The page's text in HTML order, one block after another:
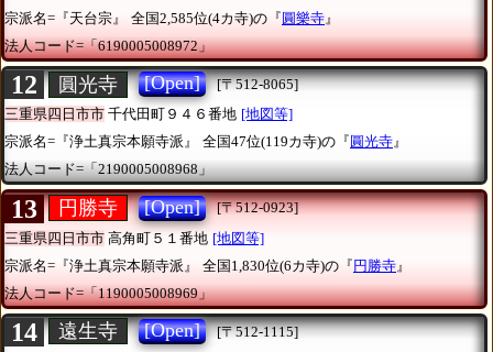
宗派名=『天台宗』
全国2,585位(4カ寺)の『 圓樂寺 』
法人コード=「6190005008972」
12 圓光寺 [Open]
[〒512-8065]
三重県四日市市 千代田町９４６番地 [地図等]
宗派名=『浄土真宗本願寺派』
全国47位(119カ寺)の『 圓光寺』
法人コード=「2190005008968」
13 円勝寺 [Open]
[〒512-0923]
三重県四日市市 高角町５１番地 [地図等]
宗派名=『浄土真宗本願寺派』
全国1,830位(6カ寺)の『円勝寺 』
法人コード=「1190005008969」
14 遠生寺 [Open]
[〒512-1115]